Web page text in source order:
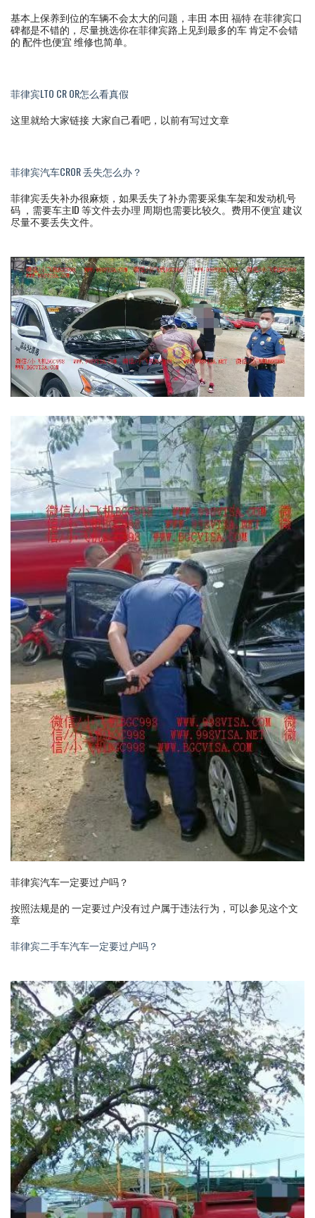
基本上保养到位的车辆不会太大的问题，丰田 本田 福特 在菲律宾口
碑都是不错的，尽量挑选你在菲律宾路上见到最多的车 肯定不会错
的 配件也便宜 维修也简单。
菲律宾LTO CR OR怎么看真假
这里就给大家链接 大家自己看吧，以前有写过文章
菲律宾汽车CROR 丢失怎么办？
菲律宾丢失补办很麻烦，如果丢失了补办需要采集车架和发动机号
码 ，需要车主ID 等文件去办理 周期也需要比较久。费用不便宜 建议
尽量不要丢失文件。
菲律宾汽车一定要过户吗？
按照法规是的 一定要过户没有过户属于违法行为，可以参见这个文
章
菲律宾二手车汽车一定要过户吗？